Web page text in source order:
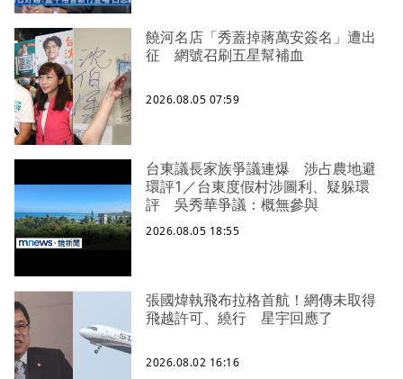
饒河名店「秀蓋掉蔣萬安簽名」遭出
征 網號召刷五星幫補血
2026.08.05 07:59
台東議長家族爭議連爆 涉占農地避
環評1／台東度假村涉圖利、疑躲環
評 吳秀華爭議：概無參與
2026.08.05 18:55
張國煒執飛布拉格首航！網傳未取得
飛越許可、繞行 星宇回應了
2026.08.02 16:16